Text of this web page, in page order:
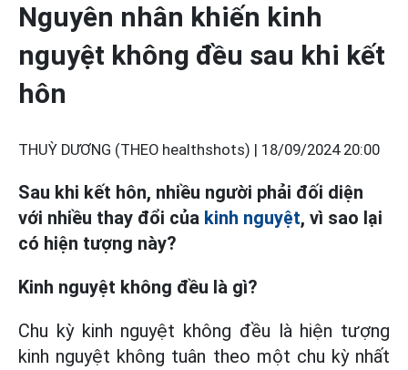
Nguyên nhân khiến kinh
nguyệt không đều sau khi kết
hôn
THUỲ DƯƠNG (THEO healthshots) | 18/09/2024 20:00
Sau khi kết hôn, nhiều người phải đối diện
với nhiều thay đổi của kinh nguyệt, vì sao lại
có hiện tượng này?
Kinh nguyệt không đều là gì?
Chu kỳ kinh nguyệt không đều là hiện tượng
kinh nguyệt không tuân theo một chu kỳ nhất